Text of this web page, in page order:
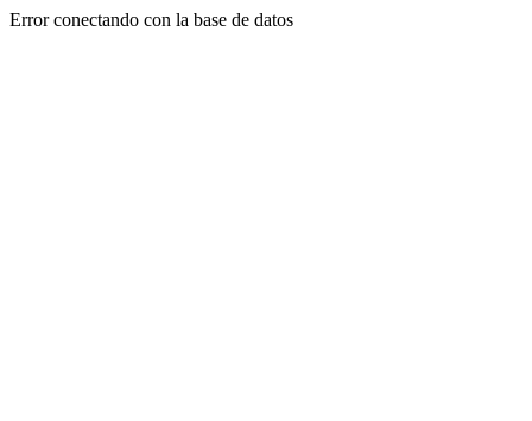
Error conectando con la base de datos